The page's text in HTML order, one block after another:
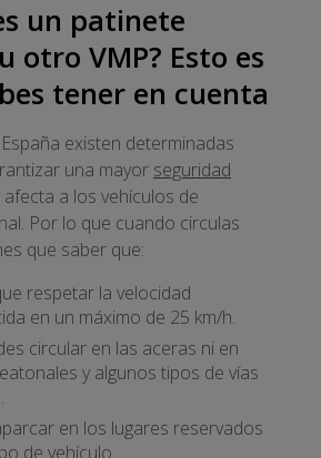
un patinete
otro VMP? Esto es
tener en cuenta
existen determinadas
una mayor seguridad
a los vehículos de
Por lo que cuando circulas
que saber que:
respetar la velocidad
en un máximo de 25 km/h.
circular en las aceras ni en
y algunos tipos de vías
en los lugares reservados
de vehículo.